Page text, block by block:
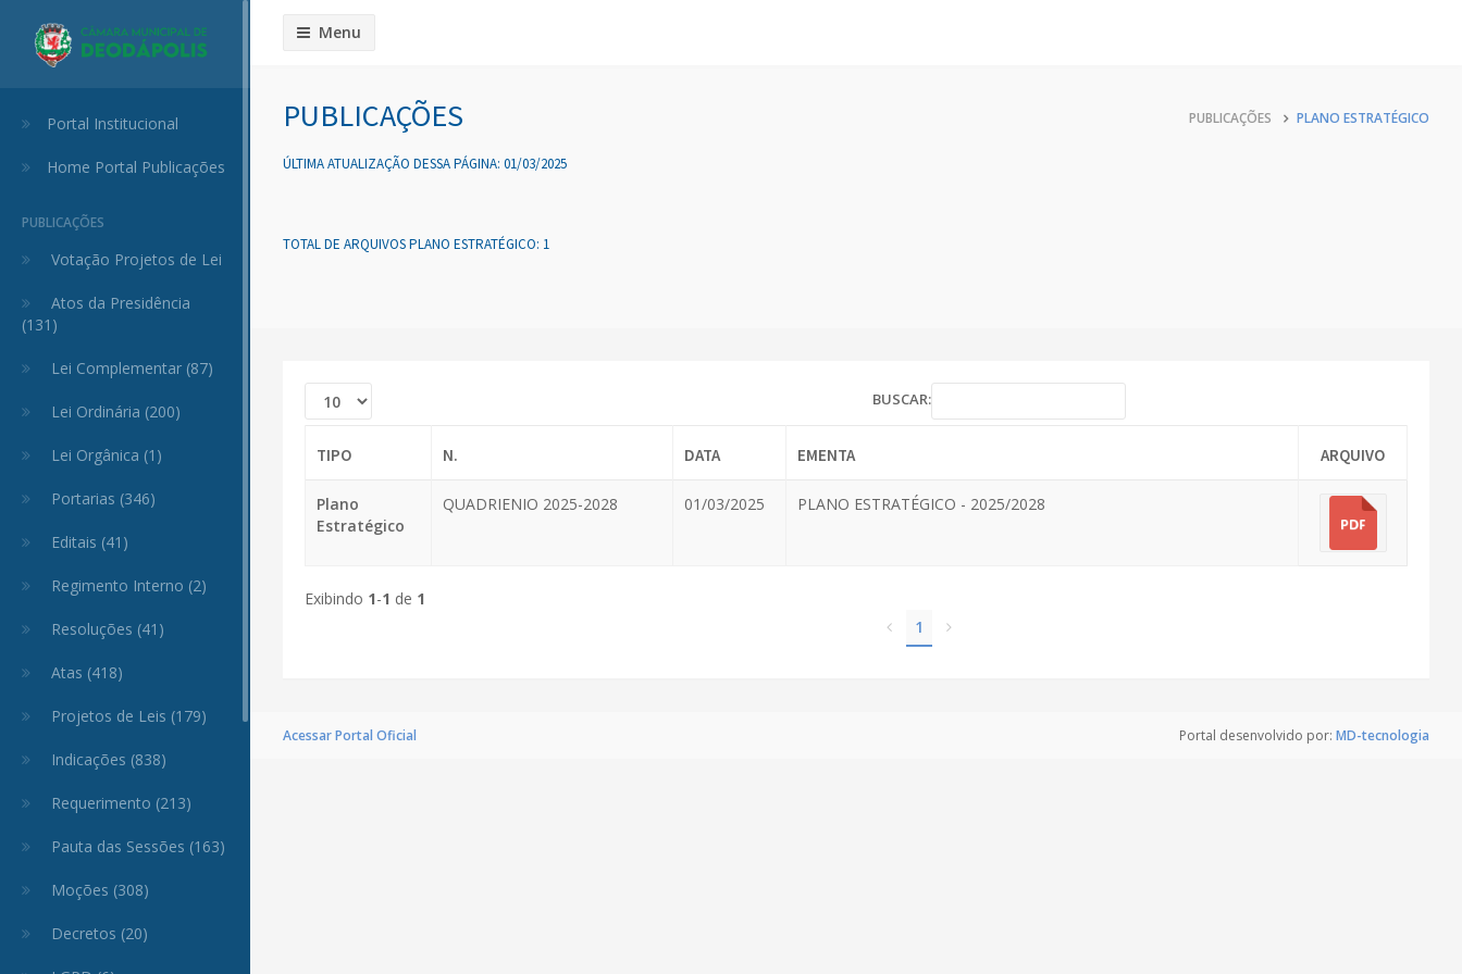
Portal Institucional
Home Portal Publicações
PUBLICAÇÕES
Votação Projetos de Lei
Atos da Presidência
(131)
Lei Complementar (87)
Lei Ordinária (200)
Lei Orgânica (1)
Portarias (346)
Editais (41)
Regimento Interno (2)
Resoluções (41)
Atas (418)
Projetos de Leis (179)
Indicações (838)
Requerimento (213)
Pauta das Sessões (163)
Moções (308)
Decretos (20)
Menu
PUBLICAÇÕES
ÚLTIMA ATUALIZAÇÃO DESSA PÁGINA: 01/03/2025
TOTAL DE ARQUIVOS PLANO ESTRATÉGICO: 1
PUBLICAÇÕES PLANO ESTRATÉGICO
BUSCAR:
TIPO N. DATA EMENTA ARQUIVO
Plano
Estratégico
QUADRIENIO 2025-2028 01/03/2025 PLANO ESTRATÉGICO - 2025/2028
Exibindo 1-1 de 1
1
Portal desenvolvido por: MD-tecnologia
Acessar Portal Oficial